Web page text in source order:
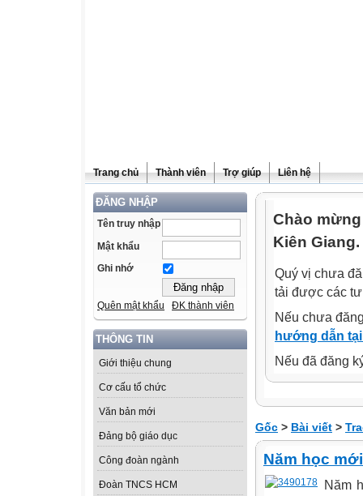
Trang chủ Thành viên Trợ giúp Liên hệ
ĐĂNG NHẬP
Tên truy nhập
Mật khẩu
Ghi nhớ
Quên mật khẩu ĐK thành viên
THÔNG TIN
Giới thiệu chung
Cơ cấu tổ chức
Văn bản mới
Đảng bộ giáo dục
Công đoàn ngành
Đoàn TNCS HCM
Chào
Kiên Giang.
Quý vị chưa
tải được các
Nếu chưa
hướng dẫn
Nếu đã đăng
Gốc > Bài viết >
Năm học
Năm